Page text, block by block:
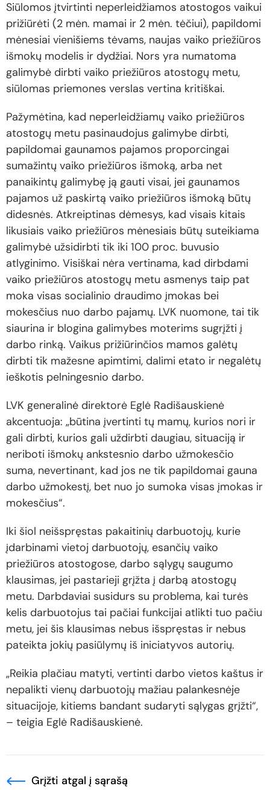
Siūlomos įtvirtinti neperleidžiamos atostogos vaikui
prižiūrėti (2 mėn. mamai ir 2 mėn. tėčiui), papildomi
mėnesiai vienišiems tėvams, naujas vaiko priežiūros
išmokų modelis ir dydžiai. Nors yra numatoma
galimybė dirbti vaiko priežiūros atostogų metu,
siūlomas priemones verslas vertina kritiškai.
Pažymėtina, kad neperleidžiamų vaiko priežiūros
atostogų metu pasinaudojus galimybe dirbti,
papildomai gaunamos pajamos proporcingai
sumažintų vaiko priežiūros išmoką, arba net
panaikintų galimybę ją gauti visai, jei gaunamos
pajamos už paskirtą vaiko priežiūros išmoką būtų
didesnės. Atkreiptinas dėmesys, kad visais kitais
likusiais vaiko priežiūros mėnesiais būtų suteikiama
galimybė užsidirbti tik iki 100 proc. buvusio
atlyginimo. Visiškai nėra vertinama, kad dirbdami
vaiko priežiūros atostogų metu asmenys taip pat
moka visas socialinio draudimo įmokas bei
mokesčius nuo darbo pajamų. LVK nuomone, tai tik
siaurina ir blogina galimybes moterims sugrįžti į
darbo rinką. Vaikus prižiūrinčios mamos galėtų
dirbti tik mažesne apimtimi, dalimi etato ir negalėtų
ieškotis pelningesnio darbo.
LVK generalinė direktorė Eglė Radišauskienė
akcentuoja: „būtina įvertinti tų mamų, kurios nori ir
gali dirbti, kurios gali uždirbti daugiau, situaciją ir
neriboti išmokų ankstesnio darbo užmokesčio
suma, nevertinant, kad jos ne tik papildomai gauna
darbo užmokestį, bet nuo jo sumoka visas įmokas ir
mokesčius“.
Iki šiol neišspręstas pakaitinių darbuotojų, kurie
įdarbinami vietoj darbuotojų, esančių vaiko
priežiūros atostogose, darbo sąlygų saugumo
klausimas, jei pastarieji grįžta į darbą atostogų
metu. Darbdaviai susidurs su problema, kai turės
kelis darbuotojus tai pačiai funkcijai atlikti tuo pačiu
metu, jei šis klausimas nebus išspręstas ir nebus
pateikta jokių pasiūlymų iš iniciatyvos autorių.
„Reikia plačiau matyti, vertinti darbo vietos kaštus ir
nepalikti vienų darbuotojų mažiau palankesnėje
situacijoje, kitiems bandant sudaryti sąlygas grįžti“,
– teigia Eglė Radišauskienė.
Grįžti atgal į sąrašą